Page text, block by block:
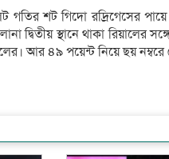
শট গিদো রদ্রিগেসের
দ্বিতীয় স্থানে থাকা রিয়ালের
আর ৪৯ পয়েন্ট নিয়ে ছয় নম্বরে